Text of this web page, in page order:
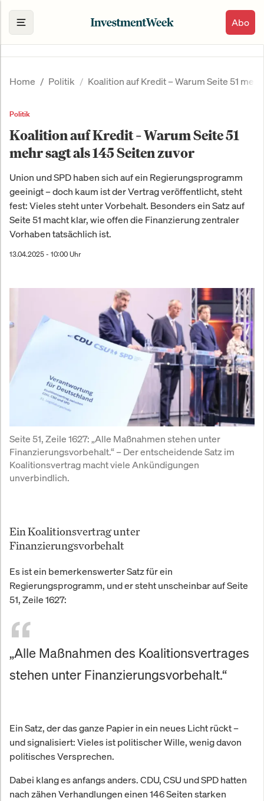
Abo
Home Politik Koalition auf Kredit – Warum Seite 51
Politik
Koalition auf Kredit – Warum Seite 51
mehr sagt als 145 Seiten zuvor
Union und SPD haben sich auf ein Regierungsprogramm
geeinigt – doch kaum ist der Vertrag veröffentlicht, steht
fest: Vieles steht unter Vorbehalt. Besonders ein Satz auf
Seite 51 macht klar, wie offen die Finanzierung zentraler
Vorhaben tatsächlich ist.
13.04.2025 - 10:00 Uhr
Seite 51, Zeile 1627: „Alle Maßnahmen stehen unter
Finanzierungsvorbehalt.“ – Der entscheidende Satz im
Koalitionsvertrag macht viele Ankündigungen
unverbindlich.
Ein Koalitionsvertrag unter
Finanzierungsvorbehalt
Es ist ein bemerkenswerter Satz für ein
Regierungsprogramm, und er steht unscheinbar auf Seite
51, Zeile 1627:
„Alle Maßnahmen des Koalitionsvertrages
stehen unter Finanzierungsvorbehalt.“
Ein Satz, der das ganze Papier in ein neues Licht rückt –
und signalisiert: Vieles ist politischer Wille, wenig davon
politisches Versprechen.
Dabei klang es anfangs anders. CDU, CSU und SPD hatten
nach zähen Verhandlungen einen 146 Seiten starken